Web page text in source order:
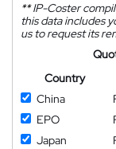
**IP-Coster
this data includes
us to request its
Country
China
EPO
Japan